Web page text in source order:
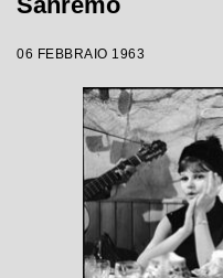
06 FEBBRAIO 1963